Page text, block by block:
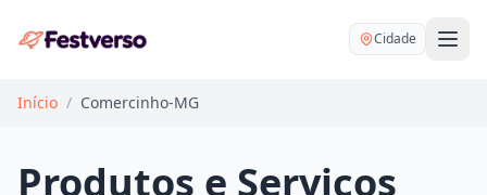
Cidade
Início / Comercinho-MG
Produtos e Serviços